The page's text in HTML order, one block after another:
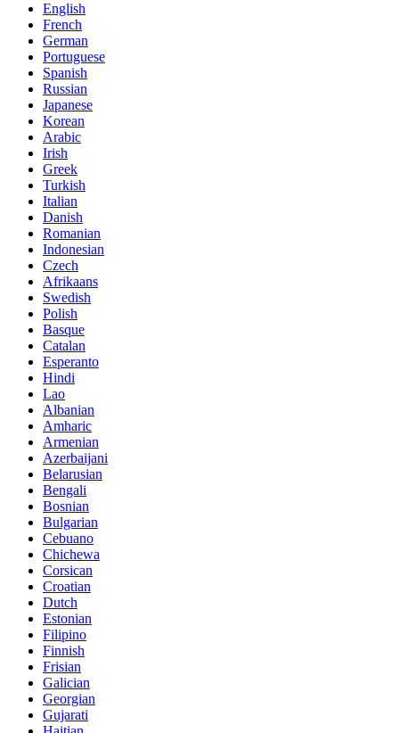
English
French
German
Portuguese
Spanish
Russian
Japanese
Korean
Arabic
Irish
Greek
Turkish
Italian
Danish
Romanian
Indonesian
Czech
Afrikaans
Swedish
Polish
Basque
Catalan
Esperanto
Hindi
Lao
Albanian
Amharic
Armenian
Azerbaijani
Belarusian
Bengali
Bosnian
Bulgarian
Cebuano
Chichewa
Corsican
Croatian
Dutch
Estonian
Filipino
Finnish
Frisian
Galician
Georgian
Gujarati